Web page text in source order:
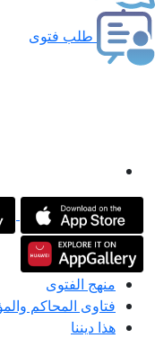
طلب فتوى
منهج الفتوى
فتاوى المحاكم
هذا ديننا